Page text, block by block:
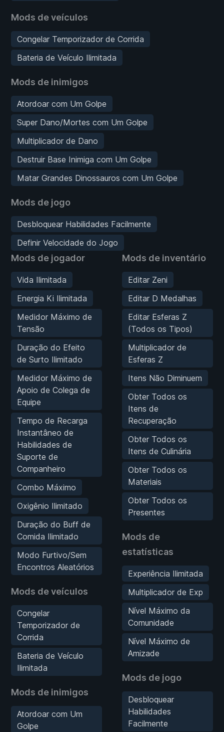
Mods de veículos
Congelar Temporizador de Corrida
Bateria de Veículo Ilimitada
Mods de inimigos
Atordoar com Um Golpe
Super Dano/Mortes com Um Golpe
Multiplicador de Dano
Destruir Base Inimiga com Um Golpe
Matar Grandes Dinossauros com Um Golpe
Mods de jogo
Desbloquear Habilidades Facilmente
Definir Velocidade do Jogo
Mods de jogador
Vida Ilimitada
Energia Ki Ilimitada
Medidor Máximo de
Tensão
Duração do Efeito
de Surto Ilimitado
Medidor Máximo de
Apoio de Colega de
Equipe
Tempo de Recarga
Instantâneo de
Habilidades de
Suporte de
Companheiro
Combo Máximo
Oxigênio Ilimitado
Duração do Buff de
Comida Ilimitado
Modo Furtivo/Sem
Encontros Aleatórios
Mods de veículos
Congelar
Temporizador de
Corrida
Bateria de Veículo
Ilimitada
Mods de inimigos
Atordoar com Um
Golpe
Mods de inventário
Editar Zeni
Editar D Medalhas
Editar Esferas Z
(Todos os Tipos)
Multiplicador de
Esferas Z
Itens Não Diminuem
Obter Todos os
Itens de
Recuperação
Obter Todos os
Itens de Culinária
Obter Todos os
Materiais
Obter Todos os
Presentes
Mods de
estatísticas
Experiência Ilimitada
Multiplicador de Exp
Nível Máximo da
Comunidade
Nível Máximo de
Amizade
Mods de jogo
Desbloquear
Habilidades
Facilmente